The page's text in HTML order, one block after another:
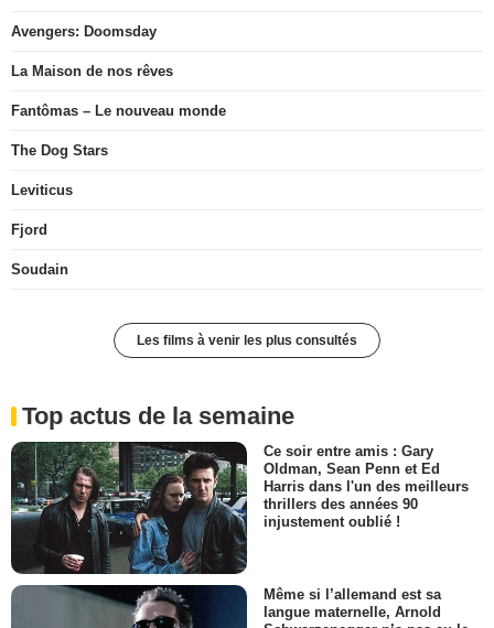
Avengers: Doomsday
La Maison de nos rêves
Fantômas – Le nouveau monde
The Dog Stars
Leviticus
Fjord
Soudain
Les films à venir les plus consultés
Top actus de la semaine
Ce soir entre amis : Gary
Oldman, Sean Penn et Ed
Harris dans l'un des meilleurs
thrillers des années 90
injustement oublié !
Même si l’allemand est sa
langue maternelle, Arnold